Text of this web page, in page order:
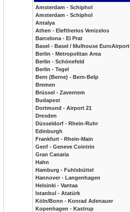
Amsterdam - Schiphol
Amsterdam - Schiphol
Antalya
Athen - Eleftherios Venizelos
Barcelona - El Prat
Basel - Basel / Mulhouse EuroAirport
Berlin - Metropolitan Area
Berlin - Schönefeld
Berlin - Tegel
Bern (Berne) - Bern-Belp
Bremen
Brüssel - Zaventem
Budapest
Dortmund - Airport 21
Dresden
Düsseldorf - Rhein-Ruhr
Edinburgh
Frankfurt - Rhein-Main
Genf - Geneve Cointrin
Gran Canaria
Hahn
Hamburg - Fuhlsbüttel
Hannover - Langenhagen
Helsinki - Vantaa
Istanbul - Atatürk
Köln/Bonn - Konrad Adenauer
Kopenhagen - Kastrup